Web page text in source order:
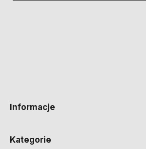
Informacje
Kategorie